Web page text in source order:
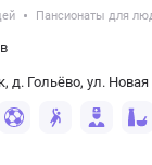
Пансионаты для
д. Гольёво, ул.